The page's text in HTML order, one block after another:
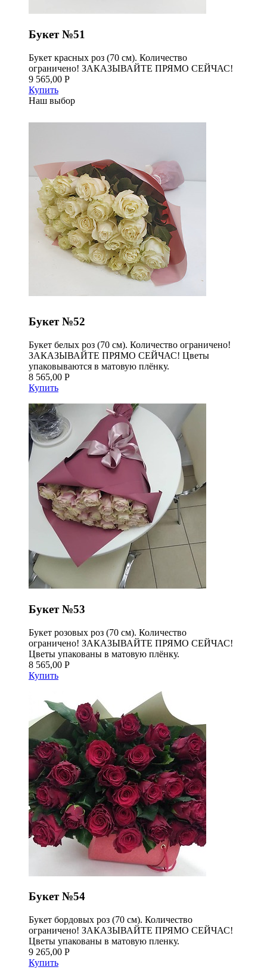
Букет №51
Букет красных роз (70 см). Количество
ограничено! ЗАКАЗЫВАЙТЕ ПРЯМО СЕЙЧАС!
9 565,00 Р
Купить
Наш выбор
Букет №52
Букет белых роз (70 см). Количество ограничено!
ЗАКАЗЫВАЙТЕ ПРЯМО СЕЙЧАС! Цветы
упаковываются в матовую плёнку.
8 565,00 Р
Купить
Букет №53
Букет розовых роз (70 см). Количество
ограничено! ЗАКАЗЫВАЙТЕ ПРЯМО СЕЙЧАС!
Цветы упакованы в матовую плёнку.
8 565,00 Р
Купить
Букет №54
Букет бордовых роз (70 см). Количество
ограничено! ЗАКАЗЫВАЙТЕ ПРЯМО СЕЙЧАС!
Цветы упакованы в матовую пленку.
9 265,00 Р
Купить